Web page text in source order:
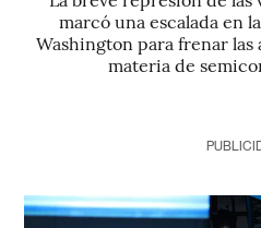
marcó una escalada en
Washington para frenar
materia de